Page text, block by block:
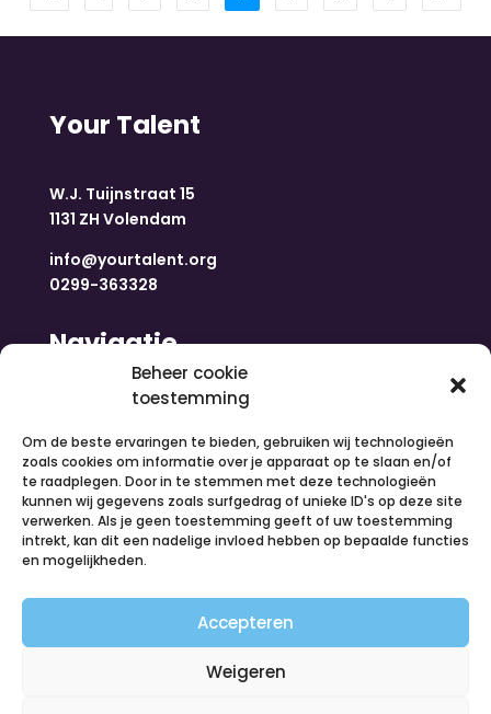
Beheer cookie
toestemming
Om de beste ervaringen te bieden, gebruiken wij technologieën
zoals cookies om informatie over je apparaat op te slaan en/of
te raadplegen. Door in te stemmen met deze technologieën
kunnen wij gegevens zoals surfgedrag of unieke ID's op deze site
verwerken. Als je geen toestemming geeft of uw toestemming
intrekt, kan dit een nadelige invloed hebben op bepaalde functies
en mogelijkheden.
Accepteren
Weigeren
Your Talent
W.J. Tuijnstraat 15
1131 ZH Volendam
info@yourtalent.org
0299-363328
Navigatie
Nieuws
Over ons
Contact
Inloggen
Vacatures
Organiseer een activiteit